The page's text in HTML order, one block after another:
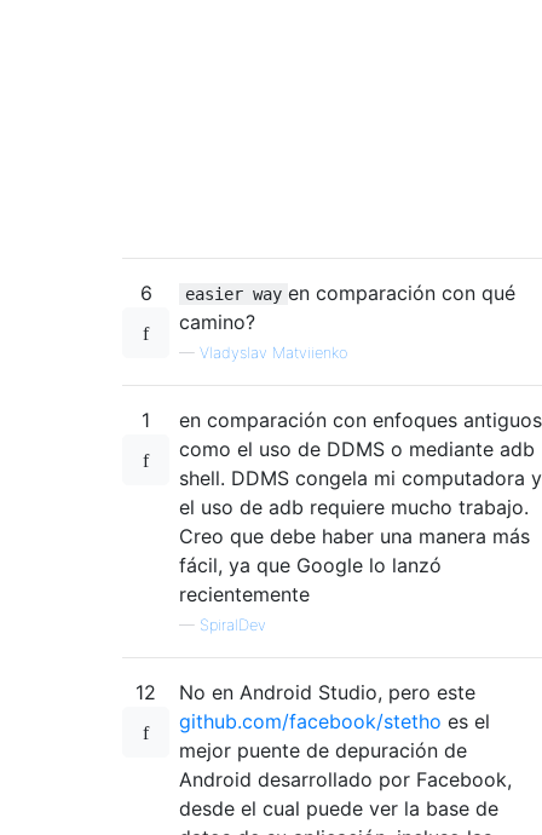
6 easier way en comparación con qué
camino?
— Vladyslav Matviienko
1
en comparación con enfoques antiguos
como el uso de DDMS o mediante adb
shell. DDMS congela mi computadora y
el uso de adb requiere mucho trabajo.
Creo que debe haber una manera más
fácil, ya que Google lo lanzó
recientemente
— SpiralDev
12
No en Android Studio, pero este
github.com/facebook/stetho es el
mejor puente de depuración de
Android desarrollado por Facebook,
desde el cual puede ver la base de